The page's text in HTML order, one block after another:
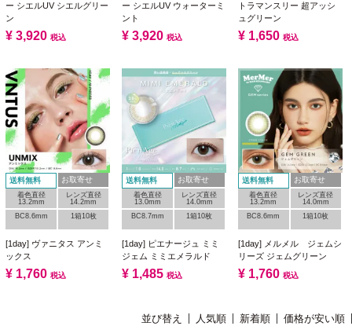
ー シエルUV シエルグリー
ン
¥ 3,920 税込
ー シエルUV ウォーターミ
ント
¥ 3,920 税込
トラマンスリー 超アッシ
ュグリーン
¥ 1,650 税込
送料無料 お取寄せ
着色直径
13.2mm
レンズ直径
14.2mm
BC8.6mm
1箱10枚
[1day] ヴァニタス アンミ
ックス
¥ 1,760 税込
送料無料 お取寄せ
着色直径
13.0mm
レンズ直径
14.0mm
BC8.7mm
1箱10枚
[1day] ピエナージュ ミミ
ジェム ミミエメラルド
¥ 1,485 税込
送料無料 お取寄せ
着色直径
13.2mm
レンズ直径
14.0mm
BC8.6mm
1箱10枚
[1day] メルメル ジェムシ
リーズ ジェムグリーン
¥ 1,760 税込
並び替え 人気順 新着順
価格が安い順